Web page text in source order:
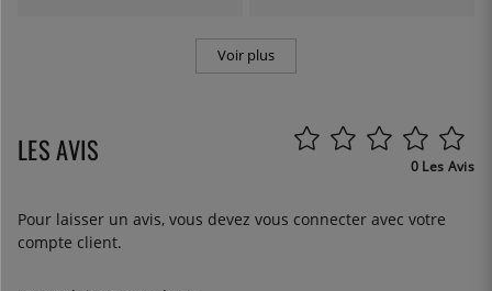
Voir plus
LES AVIS 0 Les Avis
Pour laisser un avis, vous devez vous connecter avec votre
compte client.